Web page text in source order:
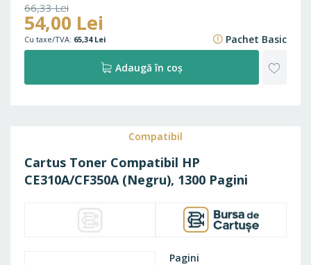
66,33 Lei
80,26 Lei
54,00 Lei
65,34 Lei Pachet Basic
Adaugă în coș
Compatibil
Cartus Toner Compatibil HP
CE310A/CF350A (Negru), 1300 Pagini
Pagini